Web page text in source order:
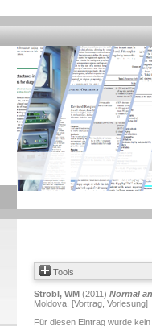
Tools
Strobl, WM (2011) Normal
Moldova. [Vortrag, Vorlesung]
Für diesen Eintrag wurde